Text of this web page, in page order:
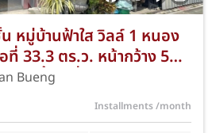
หมู่บ้านฟ้าใส วิลล์ 1 หนอง
ที่ 33.3 ตร.ว. หน้ากว้าง 5
องน้ำ 2 ที่จอดรถ NKA-64-
Bueng
Installments/month